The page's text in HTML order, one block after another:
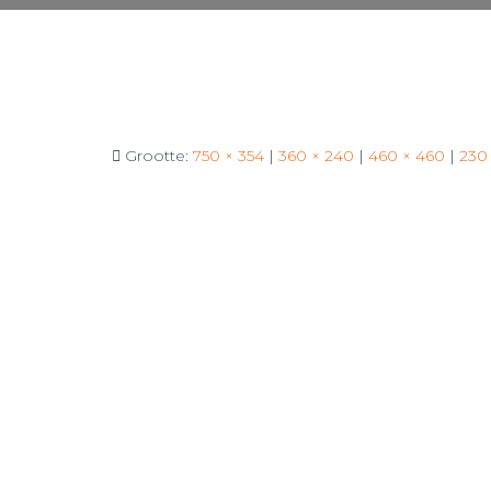
Grootte: 750 × 354 | 360 × 240 | 460 × 460 | 230